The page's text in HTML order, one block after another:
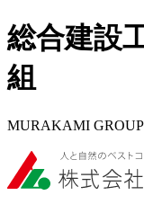
総合建設
組
MURAKAMI GROUP